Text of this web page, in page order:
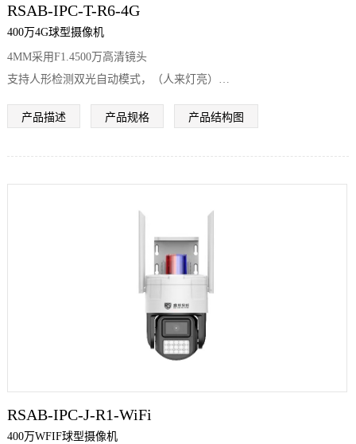
RSAB-IPC-T-R6-4G
400万4G球型摄像机
4MM采用F1.4500万高清镜头
支持人形检测双光自动模式，（人来灯亮）
荐监控距离5-60米
产品描述 产品规格 产品结构图
RSAB-IPC-J-R1-WiFi
400万WFIF球型摄像机